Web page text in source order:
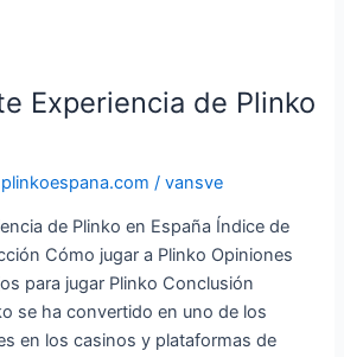
Experiencia de Plinko
plinkoespana.com /vansve
de Plinko en España Índice de
Cómo jugar a Plinko Opiniones
para jugar Plinko Conclusión
se ha convertido en uno de los
en los casinos y plataformas de